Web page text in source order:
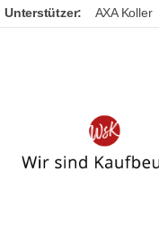
Unterstützer: AXA Koller